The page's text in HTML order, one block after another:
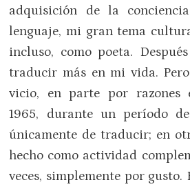
adquisición de la
lenguaje, mi gran tema
incluso, como poeta.
traducir más en mi vida.
vicio, en parte por razones
1965, durante un período
únicamente de traducir; en
hecho como actividad
veces, simplemente por